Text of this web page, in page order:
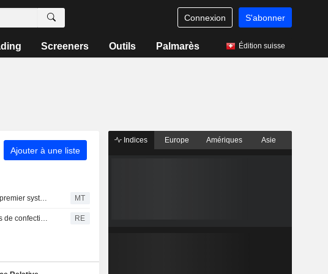
Connexion S'abonner
Screeners Outils Palmarès Édition suisse
Ajouter à une liste
AAC Clyde Space livre le premier système de réception de pré-série pour le télescope SKA en Afrique du Sud MT
Afrique du Sud : les usines de confection à la peine après la fuite des travailleurs migrants RE
Indices Europe Amériques Asie